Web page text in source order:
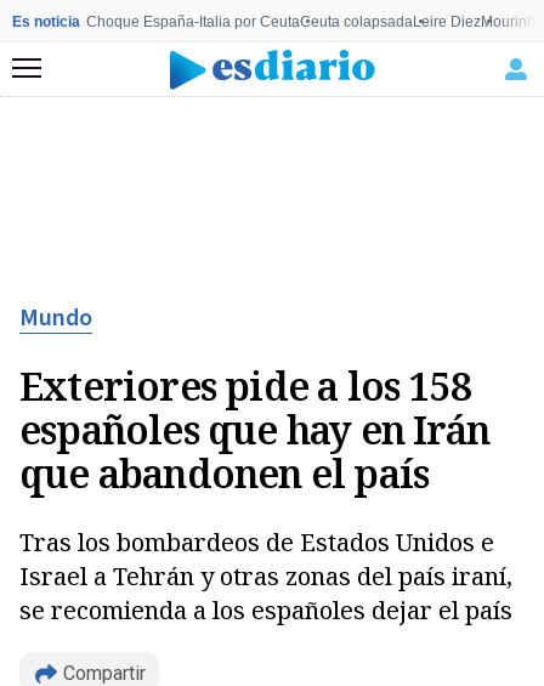
Es noticia Choque España-Italia por CeutaCeuta colapsadaLeire Diez
Menú
Mundo
Exteriores pide a los 158
españoles que hay en Irán
que abandonen el país
Tras los bombardeos de Estados Unidos e
Israel a Tehrán y otras zonas del país iraní,
se recomienda a los españoles dejar el país
Compartir